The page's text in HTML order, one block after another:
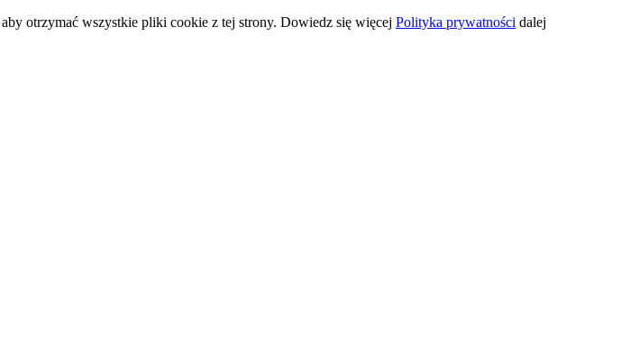
otrzymać wszystkie pliki cookie z tej strony. Dowiedz się więcej Polityka prywatności dalej